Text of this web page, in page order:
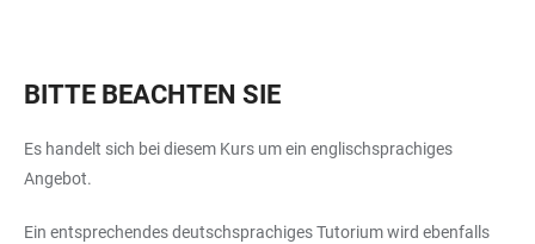
BITTE BEACHTEN SIE
Es handelt sich bei diesem Kurs um ein englischsprachiges
Angebot.
Ein entsprechendes deutschsprachiges Tutorium wird ebenfalls